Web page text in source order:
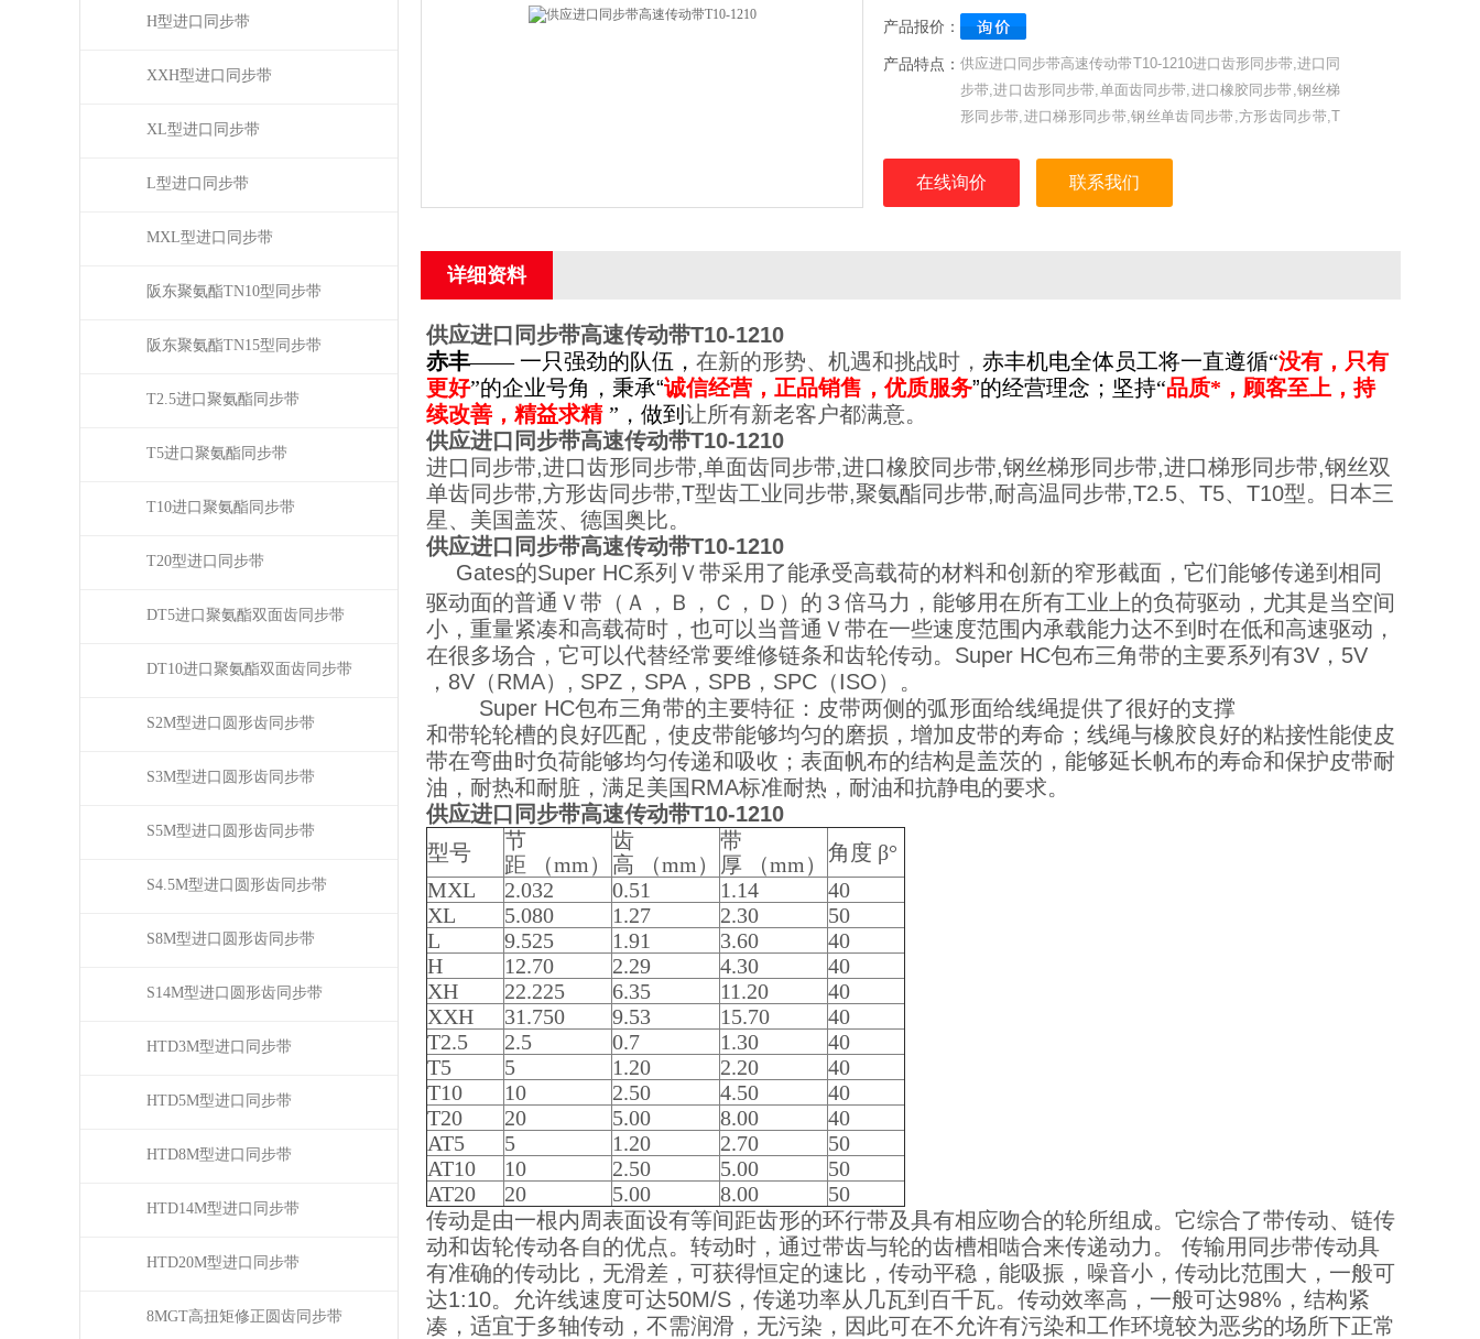
H型进口同步带
XXH型进口同步带
XL型进口同步带
L型进口同步带
MXL型进口同步带
阪东聚氨酯TN10型同步带
阪东聚氨酯TN15型同步带
T2.5进口聚氨酯同步带
T5进口聚氨酯同步带
T10进口聚氨酯同步带
T20型进口同步带
DT5进口聚氨酯双面齿同步带
DT10进口聚氨酯双面齿同步带
S2M型进口圆形齿同步带
S3M型进口圆形齿同步带
S5M型进口圆形齿同步带
S4.5M型进口圆形齿同步带
S8M型进口圆形齿同步带
S14M型进口圆形齿同步带
HTD3M型进口同步带
HTD5M型进口同步带
HTD8M型进口同步带
HTD14M型进口同步带
HTD20M型进口同步带
8MGT高扭矩修正圆齿同步带
产品报价：
产品特点： 供应进口同步带高速传动带T10-1210进口齿形同步带,进口同
步带,进口齿形同步带,单面齿同步带,进口橡胶同步带,钢丝梯
形同步带,进口梯形同步带,钢丝单齿同步带,方形齿同步带,T
型。日本三星、美国盖茨、德国奥比等世界名优工业皮带。
在线询价 联系我们
详细资料
供应进口同步带高速传动带T10-1210
赤丰—— 一只强劲的队伍， 在新的形势、机遇和挑战时， 赤丰机电全体员工将一直遵循“没有，只有
更好”的企业号角，秉承“诚信经营，正品销售，优质服务”的经营理念； 坚持“品质*，顾客至上，持
续改善，精益求精 ”，做到 让所有新老客户都满意。
供应进口同步带高速传动带T10-1210
进口同步带,进口齿形同步带,单面齿同步带,进口橡胶同步带,钢丝梯形同步带,进口梯形同步带,钢丝双
单齿同步带,方形齿同步带,T型齿工业同步带,聚氨酯同步带,耐高温同步带,T2.5、T5、T10型。日本三
星、美国盖茨、德国奥比。
供应进口同步带高速传动带T10-1210
Gates的Super HC系列Ｖ带采用了能承受高载荷的材料和创新的窄形截面，它们能够传递到相同
驱动面的普通Ｖ带（Ａ，Ｂ，Ｃ，Ｄ）的３倍马力，能够用在所有工业上的负荷驱动，尤其是当空间
小，重量紧凑和高载荷时，也可以当普通Ｖ带在一些速度范围内承载能力达不到时在低和高速驱动，
在很多场合，它可以代替经常要维修链条和齿轮传动。Super HC包布三角带的主要系列有3V，5V
，8V（RMA）, SPZ，SPA，SPB，SPC（ISO）。
Super HC包布三角带的主要特征：皮带两侧的弧形面给线绳提供了很好的支撑
和带轮轮槽的良好匹配，使皮带能够均匀的磨损，增加皮带的寿命；线绳与橡胶良好的粘接性能使皮
带在弯曲时负荷能够均匀传递和吸收；表面帆布的结构是盖茨的，能够延长帆布的寿命和保护皮带耐
油，耐热和耐脏，满足美国RMA标准耐热，耐油和抗静电的要求。
供应进口同步带高速传动带T10-1210
型号
节
距 （mm）
齿
高 （mm）
带
厚 （mm） 角度 β°
MXL
2.032 0.51 1.14
40
XL
5.080 1.27 2.30
50
L
9.525 1.91 3.60
40
H
12.70 2.29 4.30
40
XH
22.225 6.35 11.20
40
XXH
31.750 9.53 15.70
40
T2.5
2.5 0.7 1.30
40
T5
5 1.20 2.20
40
T10
10 2.50 4.50
40
T20
20 5.00 8.00
40
AT5
5 1.20 2.70
50
AT10
10 2.50 5.00
50
AT20
20 5.00 8.00
50
传动是由一根内周表面设有等间距齿形的环行带及具有相应吻合的轮所组成。它综合了带传动、链传
动和齿轮传动各自的优点。转动时，通过带齿与轮的齿槽相啮合来传递动力。 传输用同步带传动具
有准确的传动比，无滑差，可获得恒定的速比，传动平稳，能吸振，噪音小，传动比范围大，一般可
达1:10。允许线速度可达50M/S，传递功率从几瓦到百千瓦。传动效率高，一般可达98%，结构紧
凑，适宜于多轴传动，不需润滑，无污染，因此可在不允许有污染和工作环境较为恶劣的场所下正常